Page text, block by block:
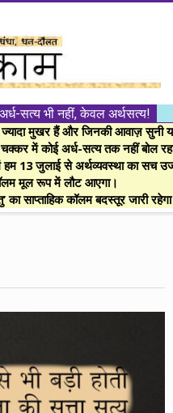
सत्य भी नहीं, केवल अर्थसत्य!
मुखर हैं और जिनकी आवाज़ सुनी
में कोई अर्ध-सत्य तक नहीं बोल
हम 13 जुलाई से अर्थव्यवस्था का सच
मूल रूप में लौट आएगा।
का साप्ताहिक कॉलम बदस्तूर जारी